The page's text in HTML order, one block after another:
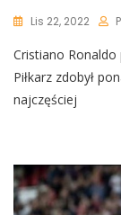
Lis 22, 2022
Cristiano Ronaldo
Piłkarz zdobył
najczęściej